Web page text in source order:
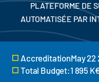
PLATEFORME DE
AUTOMATISÉE PAR
AccreditationMay
Total Budget:1 895